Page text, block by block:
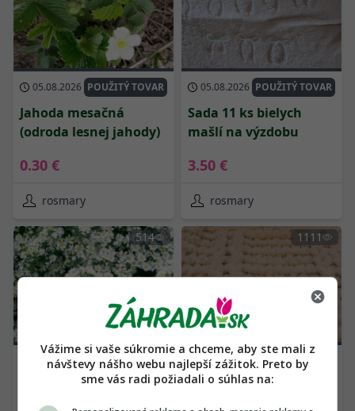
05.08.2026 POUŽITÝ TOVAR
Jahoda mesačná
(odroda lesnej jahody)
0.30 €
rosmary
05.08.2026 POUŽITÝ TOVAR
Sada 11 ks bielych
mašlí na výzdobu
3.50 €
rosmary
514
05.08.2026 POUŽITÝ TOVAR
Aster ericoides
'Snowflurry'
1111
05.08.2026 POUŽITÝ TOVAR
Deka z puffy vlny
Vážime si vaše súkromie a chceme, aby ste mali z
návštevy nášho webu najlepší zážitok. Preto by
sme vás radi požiadali o súhlas na: